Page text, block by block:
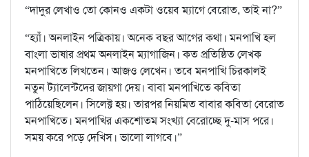
“দাদুর লেখাও তো কোনও একটা ওয়েব ম্যাগে বেরোত, তাই না?”
“হ্যাঁ। অনলাইন পত্রিকায়। অনেক বছর আগের কথা। মনপাখি হল
বাংলা ভাষার প্রথম অনলাইন ম্যাগাজিন। কত প্রতিষ্ঠিত লেখক
মনপাখিতে লিখতেন। আজও লেখেন। তবে মনপাখি চিরকালই
নতুন ট্যালেন্টদের জায়গা দেয়। বাবা মনপাখিতে কবিতা
পাঠিয়েছিলেন। সিলেক্ট হয়। তারপর নিয়মিত বাবার কবিতা বেরোত
মনপাখিতে। মনপাখির একশোতম সংখ্যা বেরোচ্ছে দু-মাস পরে।
সময় করে পড়ে দেখিস। ভালো লাগবে।”